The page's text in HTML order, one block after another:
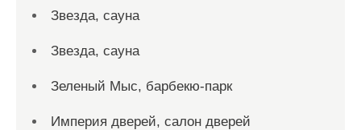
Звезда, сауна
Звезда, сауна
Зеленый Мыс, барбекю-парк
Империя дверей, салон дверей